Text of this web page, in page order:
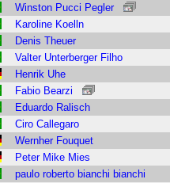
Winston Pucci Pegler
Karoline Koelln
Denis Theuer
Valter Unterberger Filho
Henrik Uhe
Fabio Bearzi
Eduardo Ralisch
Ciro Callegaro
Wernher Fouquet
Peter Mike Mies
paulo roberto bianchi bianchi